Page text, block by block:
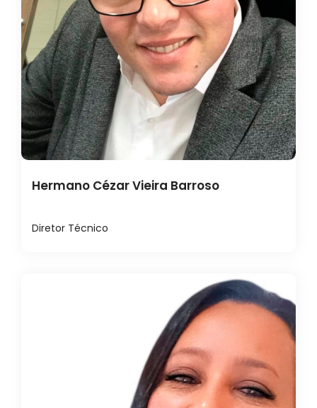
Hermano Cézar Vieira Barroso
Diretor Técnico